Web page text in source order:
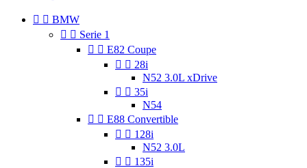
  BMW
  Serie 1
  E82 Coupe
  28i
N52 3.0L xDrive
  35i
N54
  E88 Convertible
  128i
N52 3.0L
  135i